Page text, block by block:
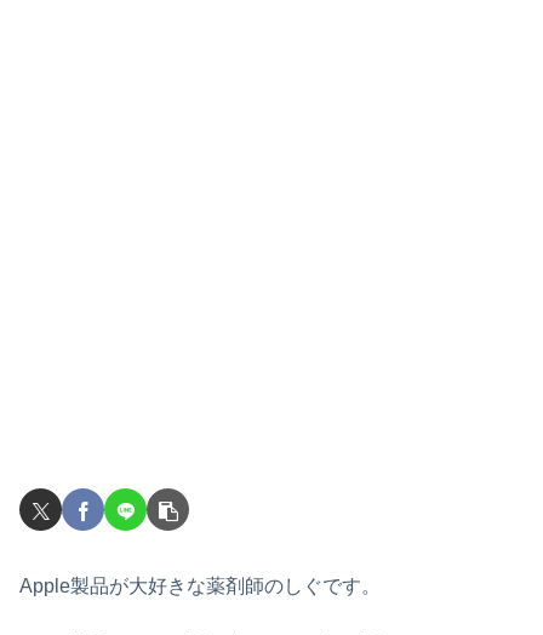
Apple製品が大好きな薬剤師のしぐです。